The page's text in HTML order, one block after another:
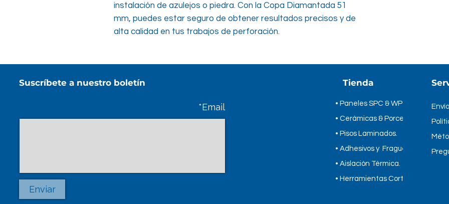
instalación de azulejos o piedra. Con la Copa Diamantada 51
mm, puedes estar seguro de obtener resultados precisos y de
alta calidad en tus trabajos de perforación.
https://
diamante-
Suscríbete a nuestro boletín
Email*
Enviar
Tienda
• Paneles SPC & WPC
• Cerámicas & Porcelanatos
• Pisos Laminados.
• Adhesivos y Fragues.
• Aislación Térmica.
​• Herramientas Cortag.